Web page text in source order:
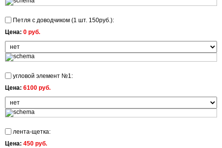
Петля с доводчиком (1 шт. 150руб.):
Цена: 0 руб.
угловой элемент №1:
Цена: 6100 руб.
лента-щетка:
Цена: 450 руб.